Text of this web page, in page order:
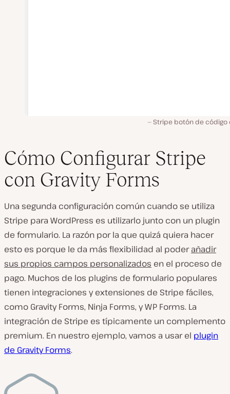
Stripe botón de código
Cómo Configurar Stripe
con Gravity Forms
Una segunda configuración común cuando se utiliza
Stripe para WordPress es utilizarlo junto con un plugin
de formulario. La razón por la que quizá quiera hacer
esto es porque le da más flexibilidad al poderañadir
sus propios campos personalizados en el proceso de
pago. Muchos de los plugins de formulario populares
tienen integraciones y extensiones de Stripe fáciles,
como Gravity Forms, Ninja Forms, y WP Forms. La
integración de Stripe es típicamente un complemento
premium. En nuestro ejemplo, vamos a usar el plugin
de Gravity Forms.